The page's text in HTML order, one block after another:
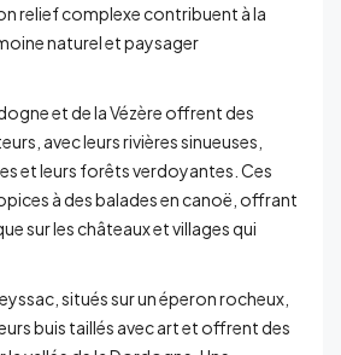
relief complexe contribuent à la
naturel et paysager
et de la Vézère offrent des
avec leurs rivières sinueuses,
et leurs forêts verdoyantes. Ces
à des balades en canoë, offrant
sur les châteaux et villages qui
situés sur un éperon rocheux,
buis taillés avec art et offrent des